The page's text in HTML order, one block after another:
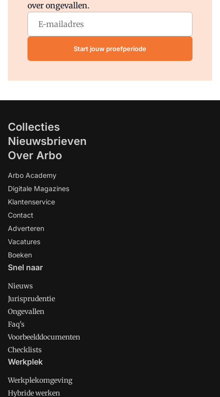
over ongevallen.
Start jouw proefperiode
Collecties
Nieuwsbrieven
Over Arbo
Arbo Academy
Digitale Magazines
Klantenservice
Contact
Adverteren
Vacatures
Boeken
Snel naar
Nieuws
Jurisprudentie
Ongevallen
Faq's
Voorbeelddocumenten
Checklists
Werkplek
Werkplekomgeving
Hybride werken